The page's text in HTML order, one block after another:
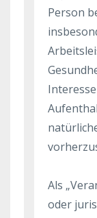
Person
Als
oder